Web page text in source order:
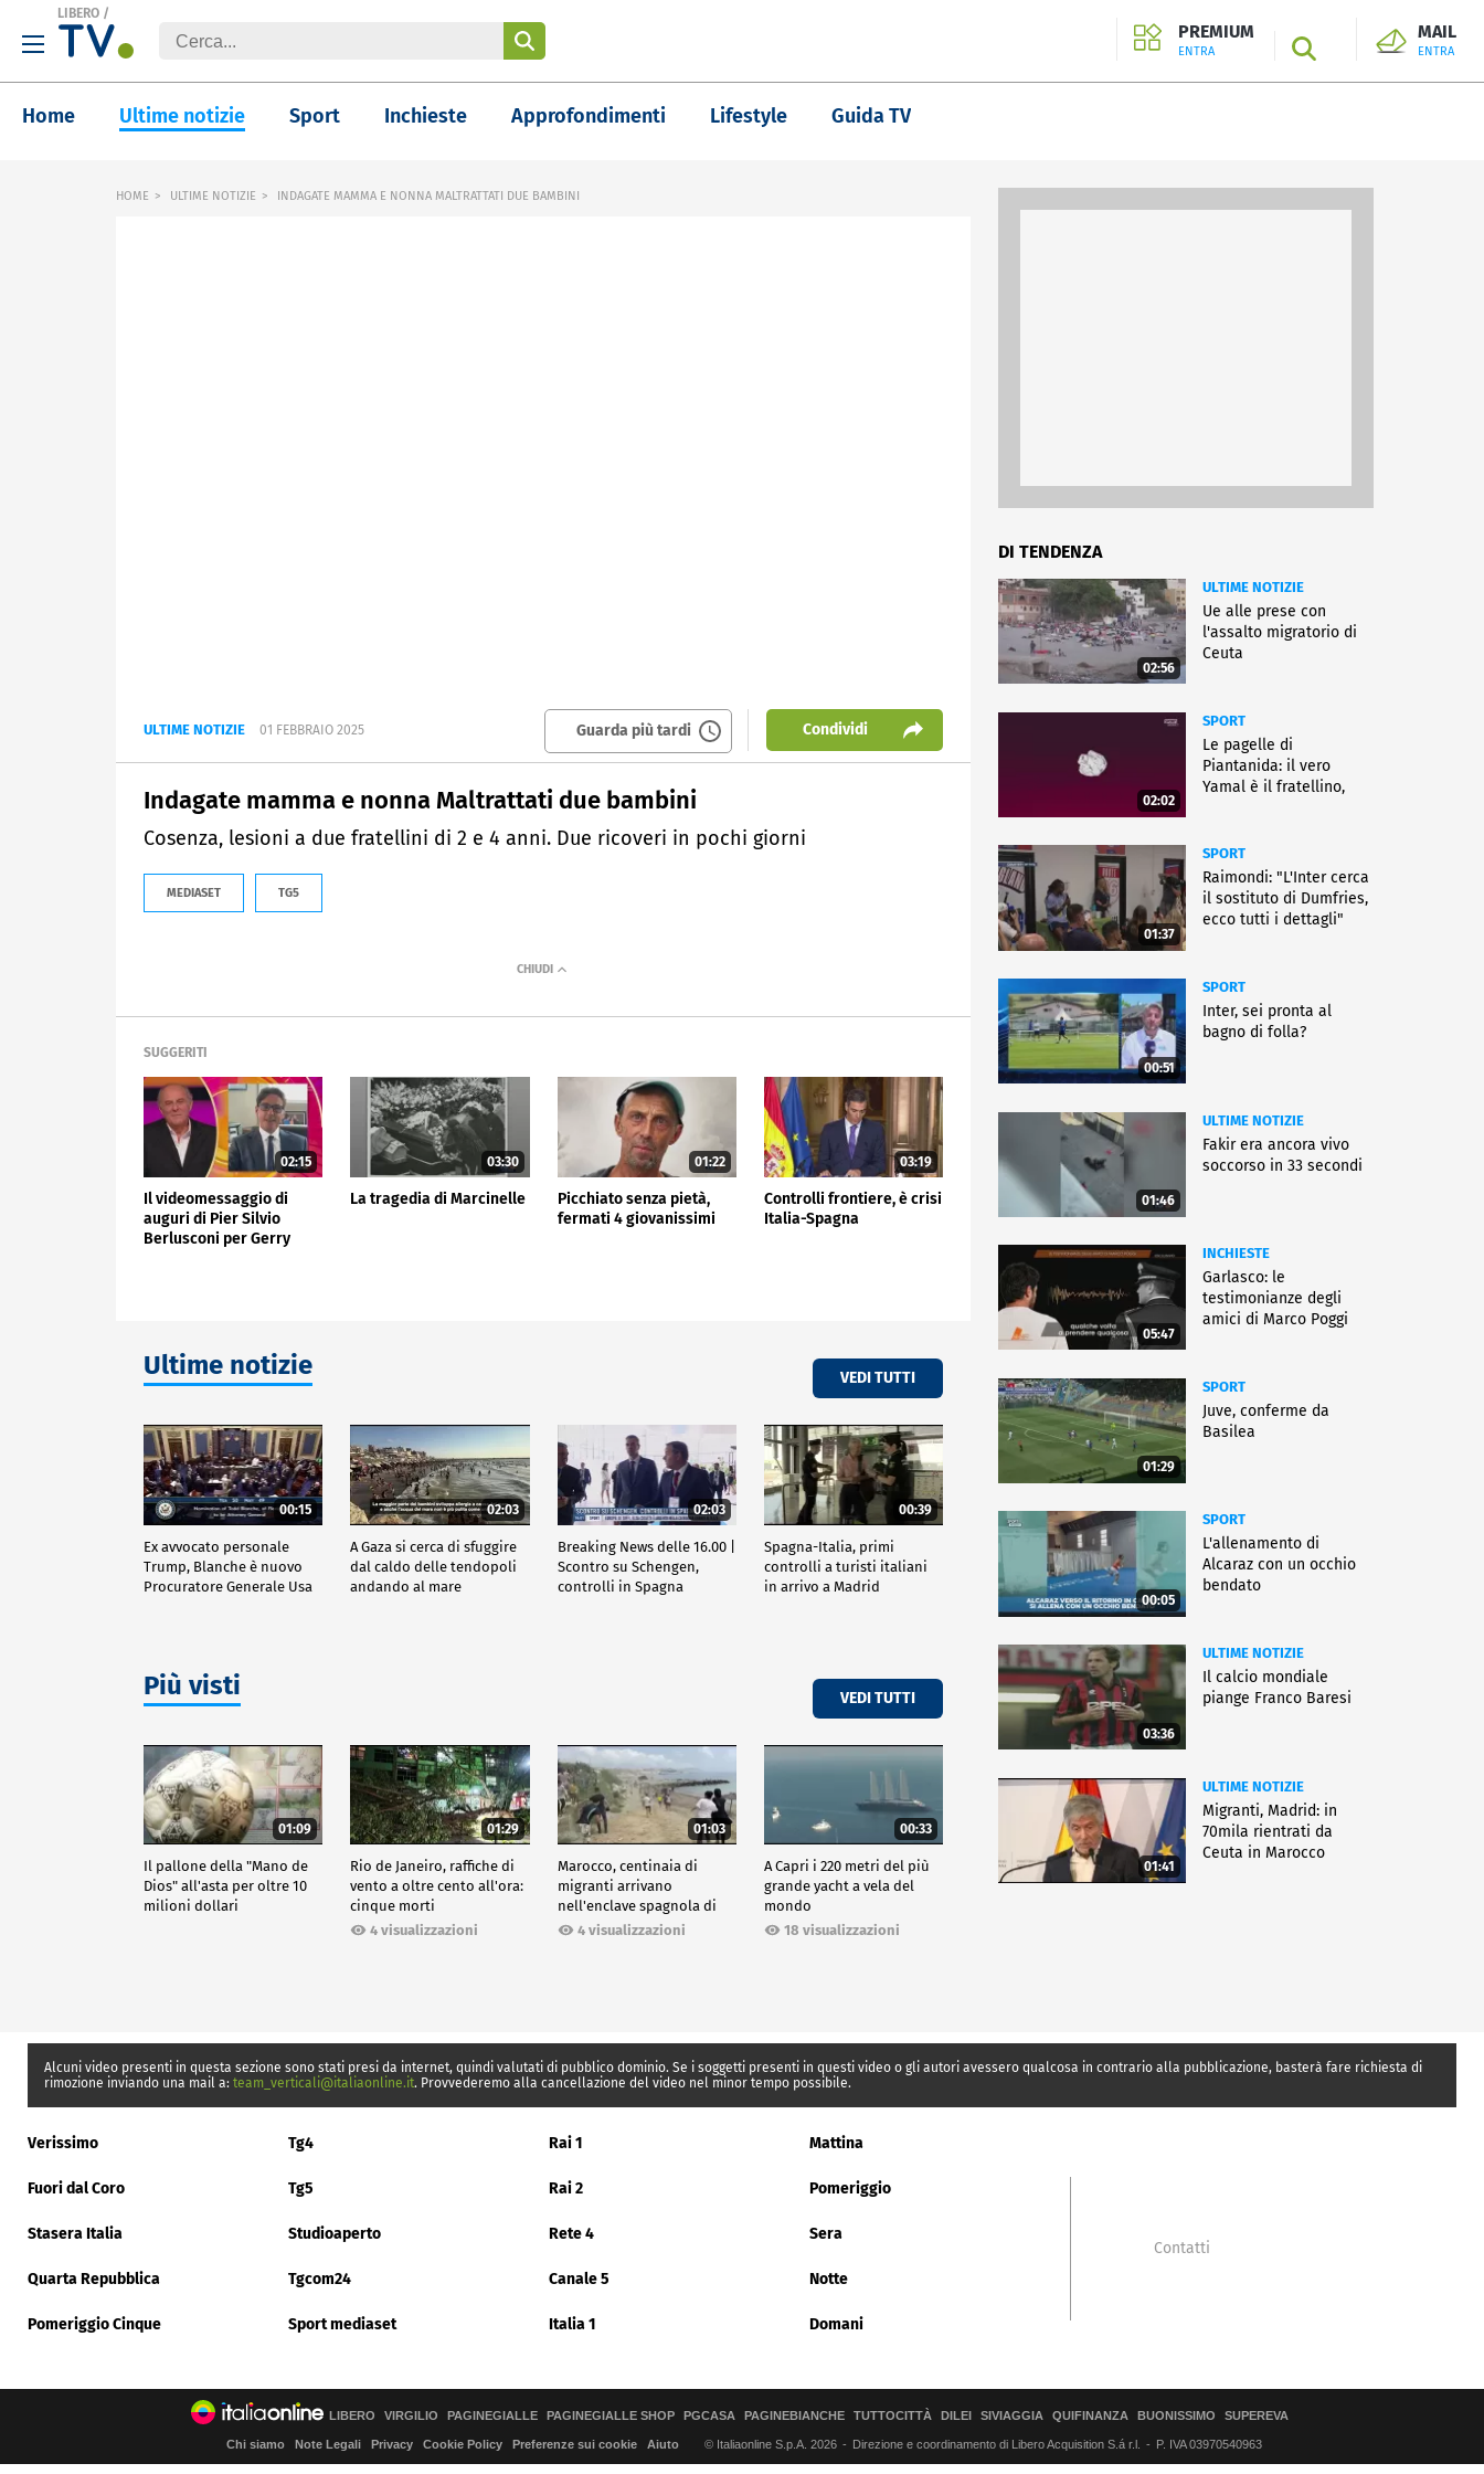
LIBERO /
PREMIUM
ENTRA SEARCH
MAIL
ENTRA
Home Ultime notizie Sport Inchieste Approfondimenti Lifestyle Guida TV
HOME ULTIME NOTIZIE INDAGATE MAMMA E NONNA MALTRATTATI DUE BAMBINI
ULTIME NOTIZIE 01 FEBBRAIO 2025 Guarda più tardi Condividi
Indagate mamma e nonna Maltrattati due bambini
Cosenza, lesioni a due fratellini di 2 e 4 anni. Due ricoveri in pochi giorni
MEDIASET TG5
SUGGERITI
02:15
Il videomessaggio di
auguri di Pier Silvio
Berlusconi per Gerry
03:30
La tragedia di Marcinelle
01:22
Picchiato senza pietà,
fermati 4 giovanissimi
03:19
Controlli frontiere, è crisi
Italia-Spagna
Ultime notizie VEDI TUTTI
00:15
Ex avvocato personale
Trump, Blanche è nuovo
Procuratore Generale Usa
02:03
A Gaza si cerca di sfuggire
dal caldo delle tendopoli
andando al mare
02:03
Breaking News delle 16.00 |
Scontro su Schengen,
controlli in Spagna
00:39
Spagna-Italia, primi
controlli a turisti italiani
in arrivo a Madrid
Più visti VEDI TUTTI
01:09
Il pallone della "Mano de
Dios" all'asta per oltre 10
milioni dollari
01:29
Rio de Janeiro, raffiche di
vento a oltre cento all'ora:
cinque morti
4 visualizzazioni
01:03
Marocco, centinaia di
migranti arrivano
nell'enclave spagnola di
Ceuta4 visualizzazioni
00:33
A Capri i 220 metri del più
grande yacht a vela del
mondo
18 visualizzazioni
DI TENDENZA
02:56
ULTIME NOTIZIE
Ue alle prese con
l'assalto migratorio di
Ceuta
02:02
SPORT
Le pagelle di
Piantanida: il vero
Yamal è il fratellino,
01:37
SPORT
Raimondi: "L'Inter cerca
il sostituto di Dumfries,
ecco tutti i dettagli"
00:51
SPORT
Inter, sei pronta al
bagno di folla?
01:46
ULTIME NOTIZIE
Fakir era ancora vivo
soccorso in 33 secondi
05:47
INCHIESTE
Garlasco: le
testimonianze degli
amici di Marco Poggi
01:29
SPORT
Juve, conferme da
Basilea
00:05
SPORT
L'allenamento di
Alcaraz con un occhio
bendato
03:36
ULTIME NOTIZIE
Il calcio mondiale
piange Franco Baresi
01:41
ULTIME NOTIZIE
Migranti, Madrid: in
70mila rientrati da
Ceuta in Marocco
Alcuni video presenti in questa sezione sono stati presi da internet, quindi valutati di pubblico dominio. Se i soggetti presenti in questi video o gli autori avessero qualcosa in contrario alla pubblicazione, basterà fare richiesta di
rimozione inviando una mail a: team_verticali@italiaonline.it. Provvederemo alla cancellazione del video nel minor tempo possibile.
Verissimo Tg4 Rai 1 Mattina
Fuori dal Coro Tg5 Rai 2 Pomeriggio
Stasera Italia Studioaperto Rete 4 Sera
Quarta Repubblica Tgcom24 Canale 5 Notte
Pomeriggio Cinque Sport mediaset Italia 1 Domani
Contatti
LIBERO VIRGILIO PAGINEGIALLE PAGINEGIALLE SHOP PGCASA PAGINEBIANCHE TUTTOCITTÀ DILEI SIVIAGGIA QUIFINANZA BUONISSIMO SUPEREVA
Chi siamo Note Legali Privacy Cookie Policy Preferenze sui cookie Aiuto © Italiaonline S.p.A. 2026 Direzione e coordinamento di Libero Acquisition S.á r.l. P. IVA 03970540963